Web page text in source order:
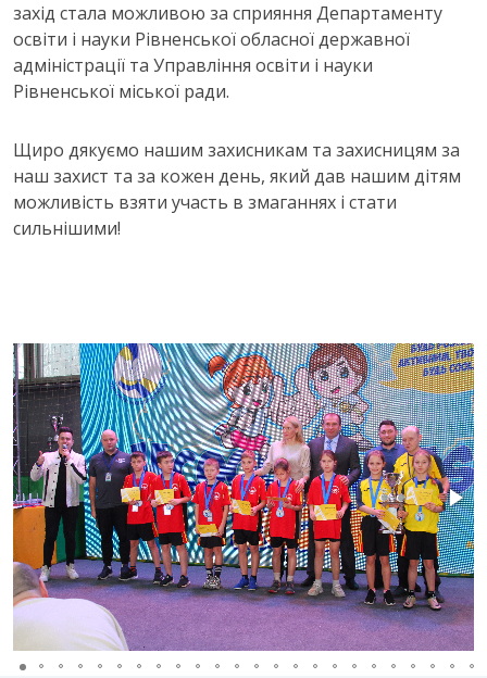
захід стала можливою за сприяння Департаменту
освіти і науки Рівненської обласної державної
адміністрації та Управління освіти і науки
Рівненської міської ради.
Щиро дякуємо нашим захисникам та захисницям за
наш захист та за кожен день, який дав нашим дітям
можливість взяти участь в змаганнях і стати
сильнішими!